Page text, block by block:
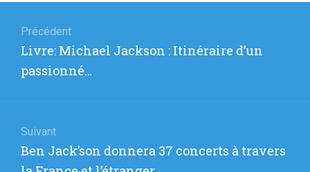
de
l’article
Précédent
Article
précédent
Livre: Michael Jackson : Itinéraire d’un
passionné…
Suivant
Article
suivant
Ben Jack’son donnera 37 concerts à travers